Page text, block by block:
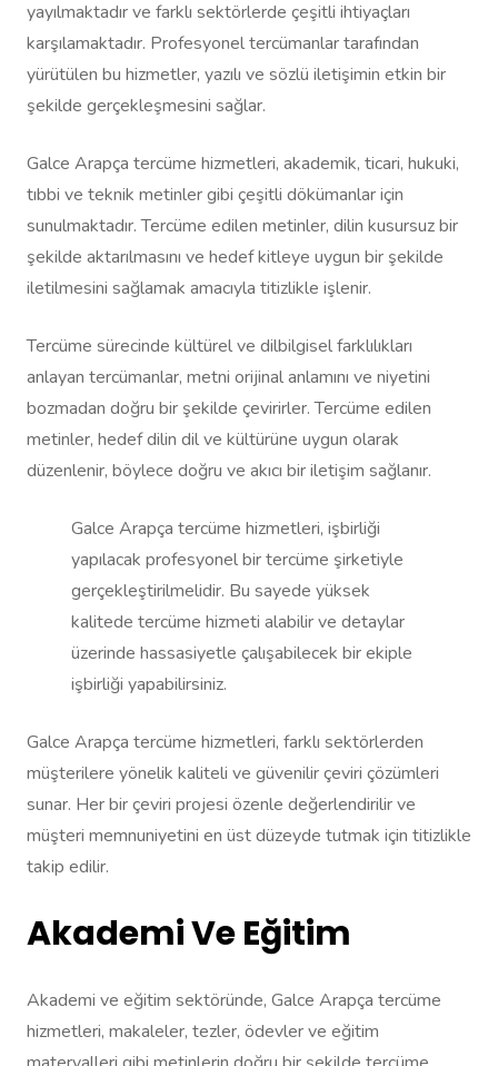
yayılmaktadır ve farklı sektörlerde çeşitli ihtiyaçları
karşılamaktadır. Profesyonel tercümanlar tarafından
yürütülen bu hizmetler, yazılı ve sözlü iletişimin etkin bir
şekilde gerçekleşmesini sağlar.
Galce Arapça tercüme hizmetleri, akademik, ticari, hukuki,
tıbbi ve teknik metinler gibi çeşitli dökümanlar için
sunulmaktadır. Tercüme edilen metinler, dilin kusursuz bir
şekilde aktarılmasını ve hedef kitleye uygun bir şekilde
iletilmesini sağlamak amacıyla titizlikle işlenir.
Tercüme sürecinde kültürel ve dilbilgisel farklılıkları
anlayan tercümanlar, metni orijinal anlamını ve niyetini
bozmadan doğru bir şekilde çevirirler. Tercüme edilen
metinler, hedef dilin dil ve kültürüne uygun olarak
düzenlenir, böylece doğru ve akıcı bir iletişim sağlanır.
Galce Arapça tercüme hizmetleri, işbirliği
yapılacak profesyonel bir tercüme şirketiyle
gerçekleştirilmelidir. Bu sayede yüksek
kalitede tercüme hizmeti alabilir ve detaylar
üzerinde hassasiyetle çalışabilecek bir ekiple
işbirliği yapabilirsiniz.
Galce Arapça tercüme hizmetleri, farklı sektörlerden
müşterilere yönelik kaliteli ve güvenilir çeviri çözümleri
sunar. Her bir çeviri projesi özenle değerlendirilir ve
müşteri memnuniyetini en üst düzeyde tutmak için titizlikle
takip edilir.
Akademi Ve Eğitim
Akademi ve eğitim sektöründe, Galce Arapça tercüme
hizmetleri, makaleler, tezler, ödevler ve eğitim